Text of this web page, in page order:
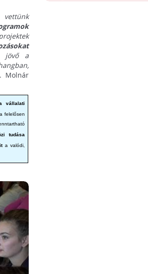
jövő a
vállalati
felelősen
tudása
a valódi,